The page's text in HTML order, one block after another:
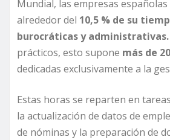
Mundial, las empresas
alrededor del 10,5 % de su
burocráticas y administrativas.
prácticos, esto supone más de
dedicadas exclusivamente a la
Estas horas se reparten en
la actualización de datos de
de nóminas y la preparación de